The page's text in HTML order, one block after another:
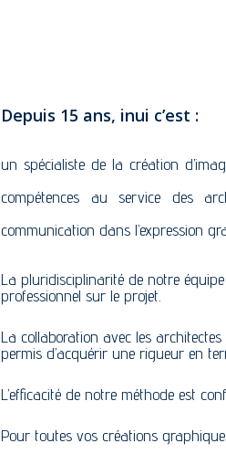
Depuis 15 ans, inui c’est :
un spécialiste de la création
compétences au service des
communication dans l’expression
La pluridisciplinarité de notre
professionnel sur le projet.
La collaboration avec les
permis d’acquérir une rigueur en
L’efficacité de notre méthode est
Pour toutes vos créations